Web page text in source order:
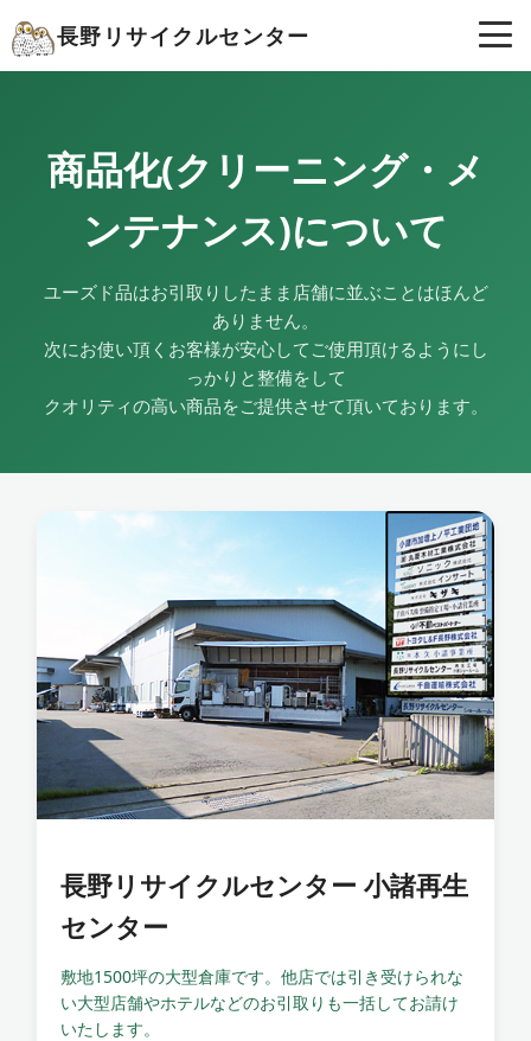
長野リサイクルセンター
商品化(クリーニング・メ
ンテナンス)について
ユーズド品はお引取りしたまま店舗に並ぶことはほんど
ありません。
次にお使い頂くお客様が安心してご使用頂けるようにし
っかりと整備をして
クオリティの高い商品をご提供させて頂いております。
長野リサイクルセンター 小諸再生
センター
敷地1500坪の大型倉庫です。他店では引き受けられな
い大型店舗やホテルなどのお引取りも一括してお請け
いたします。